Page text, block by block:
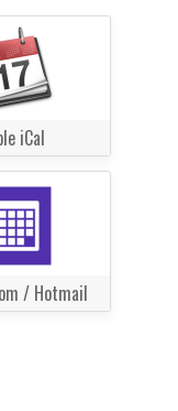
iCal
/ Hotmail